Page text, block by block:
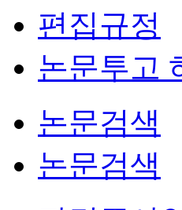
편집규정
논문투고
논문검색
논문검색